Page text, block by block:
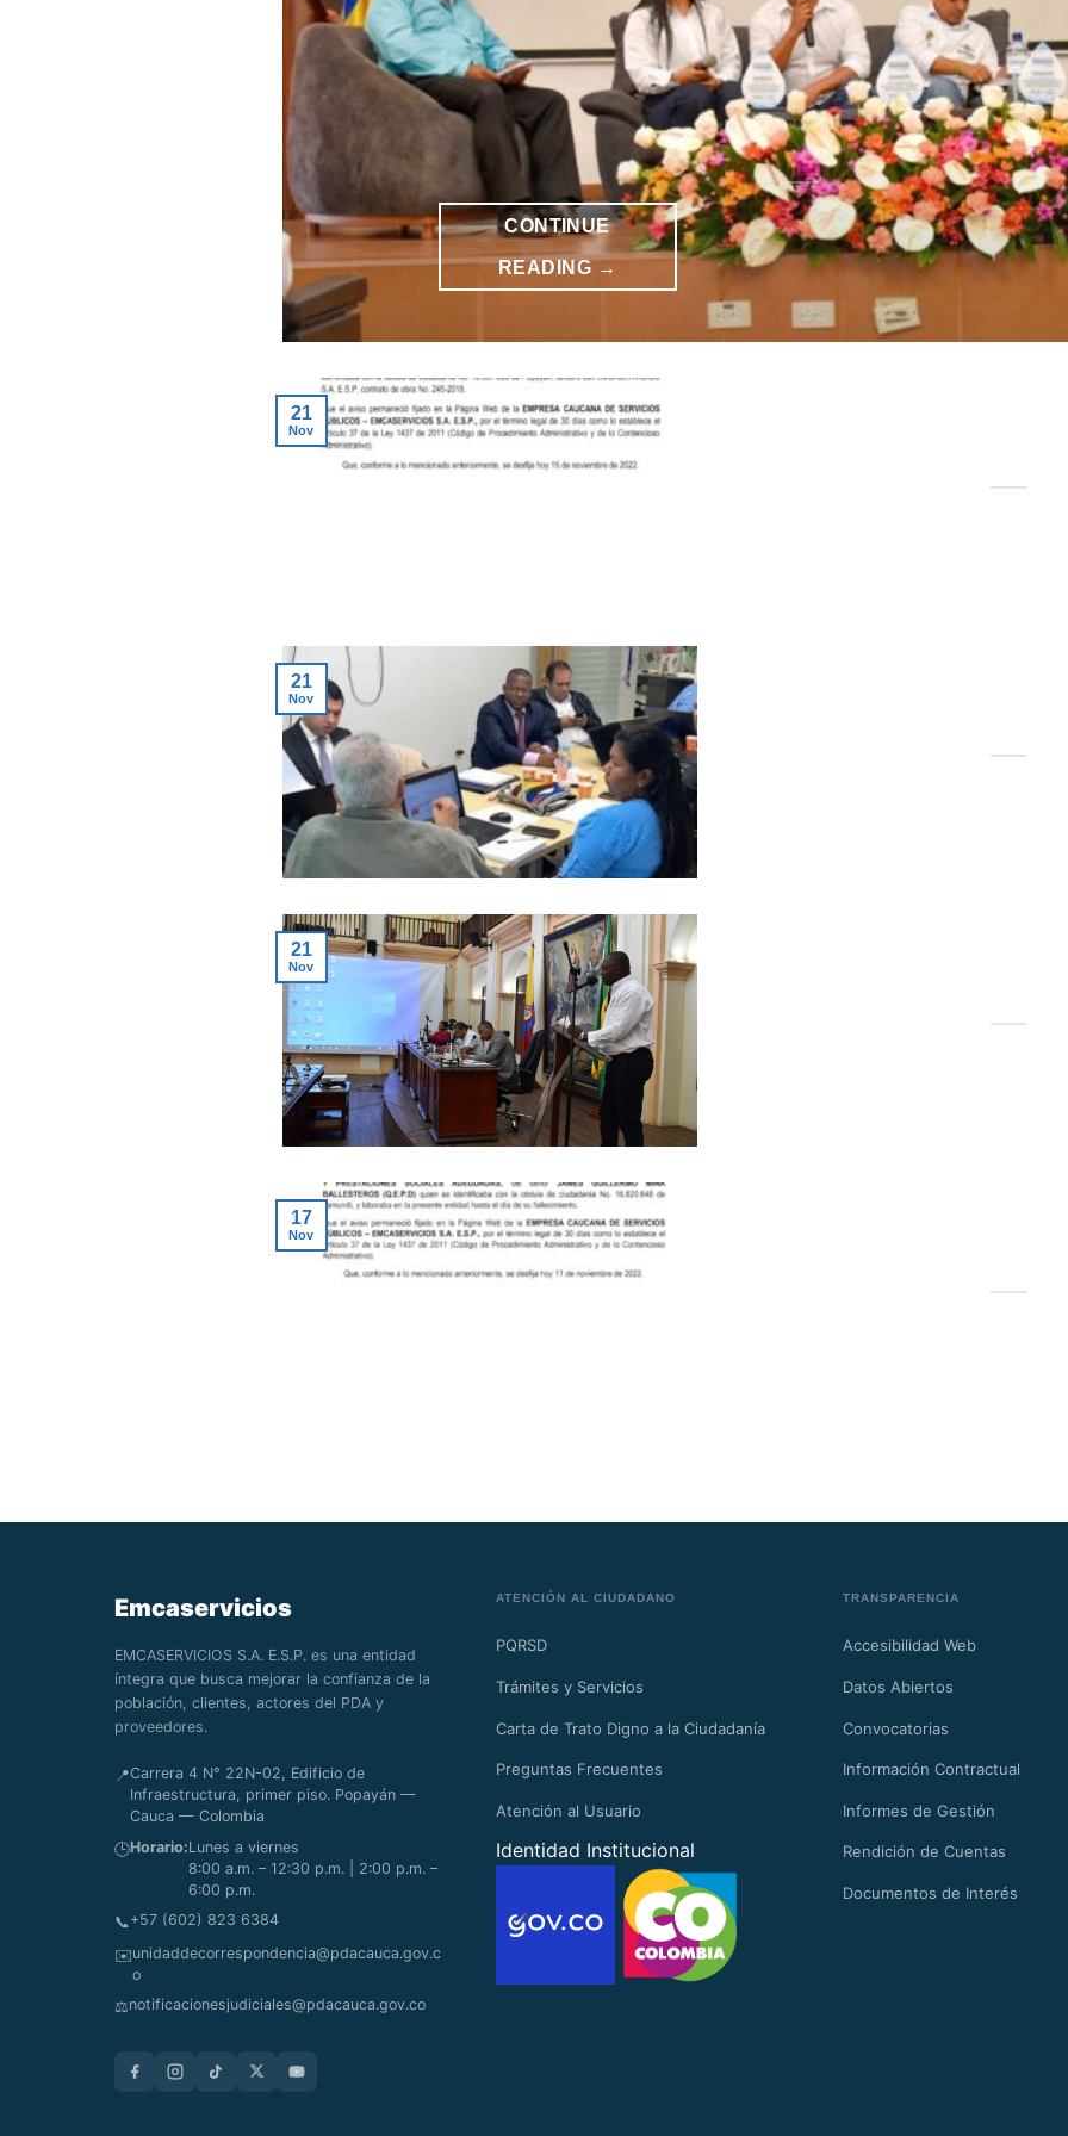
CONTINUE
READING →
21
Nov
21
Nov
21
Nov
17
Nov
Emcaservicios
EMCASERVICIOS S.A. E.S.P. es una entidad
íntegra que busca mejorar la confianza de la
población, clientes, actores del PDA y
proveedores.
📍Carrera 4 N° 22N-02, Edificio de
Infraestructura, primer piso. Popayán —
Cauca — Colombia
🕒Horario:Lunes a viernes
8:00 a.m. – 12:30 p.m. | 2:00 p.m. –
6:00 p.m.
📞+57 (602) 823 6384
✉️unidaddecorrespondencia@pdacauca.gov.c
o
⚖️notificacionesjudiciales@pdacauca.gov.co
ATENCIÓN AL CIUDADANO
PQRSD
Trámites y Servicios
Carta de Trato Digno a la Ciudadanía
Preguntas Frecuentes
Atención al Usuario
Identidad Institucional
TRANSPARENCIA
Accesibilidad Web
Datos Abiertos
Convocatorias
Información Contractual
Informes de Gestión
Rendición de Cuentas
Documentos de Interés